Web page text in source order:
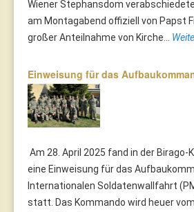
Wiener Stephansdom
am Montagabend offiziell von Papst
großer Anteilnahme von Kirche...
Einweisung für das
Am 28. April 2025 fand in der Birago-
eine Einweisung für das
Internationalen Soldatenwallfahrt
statt. Das Kommando wird heuer